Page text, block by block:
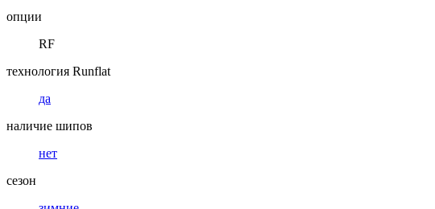
опции
RF
технология Runflat
да
наличие шипов
нет
сезон